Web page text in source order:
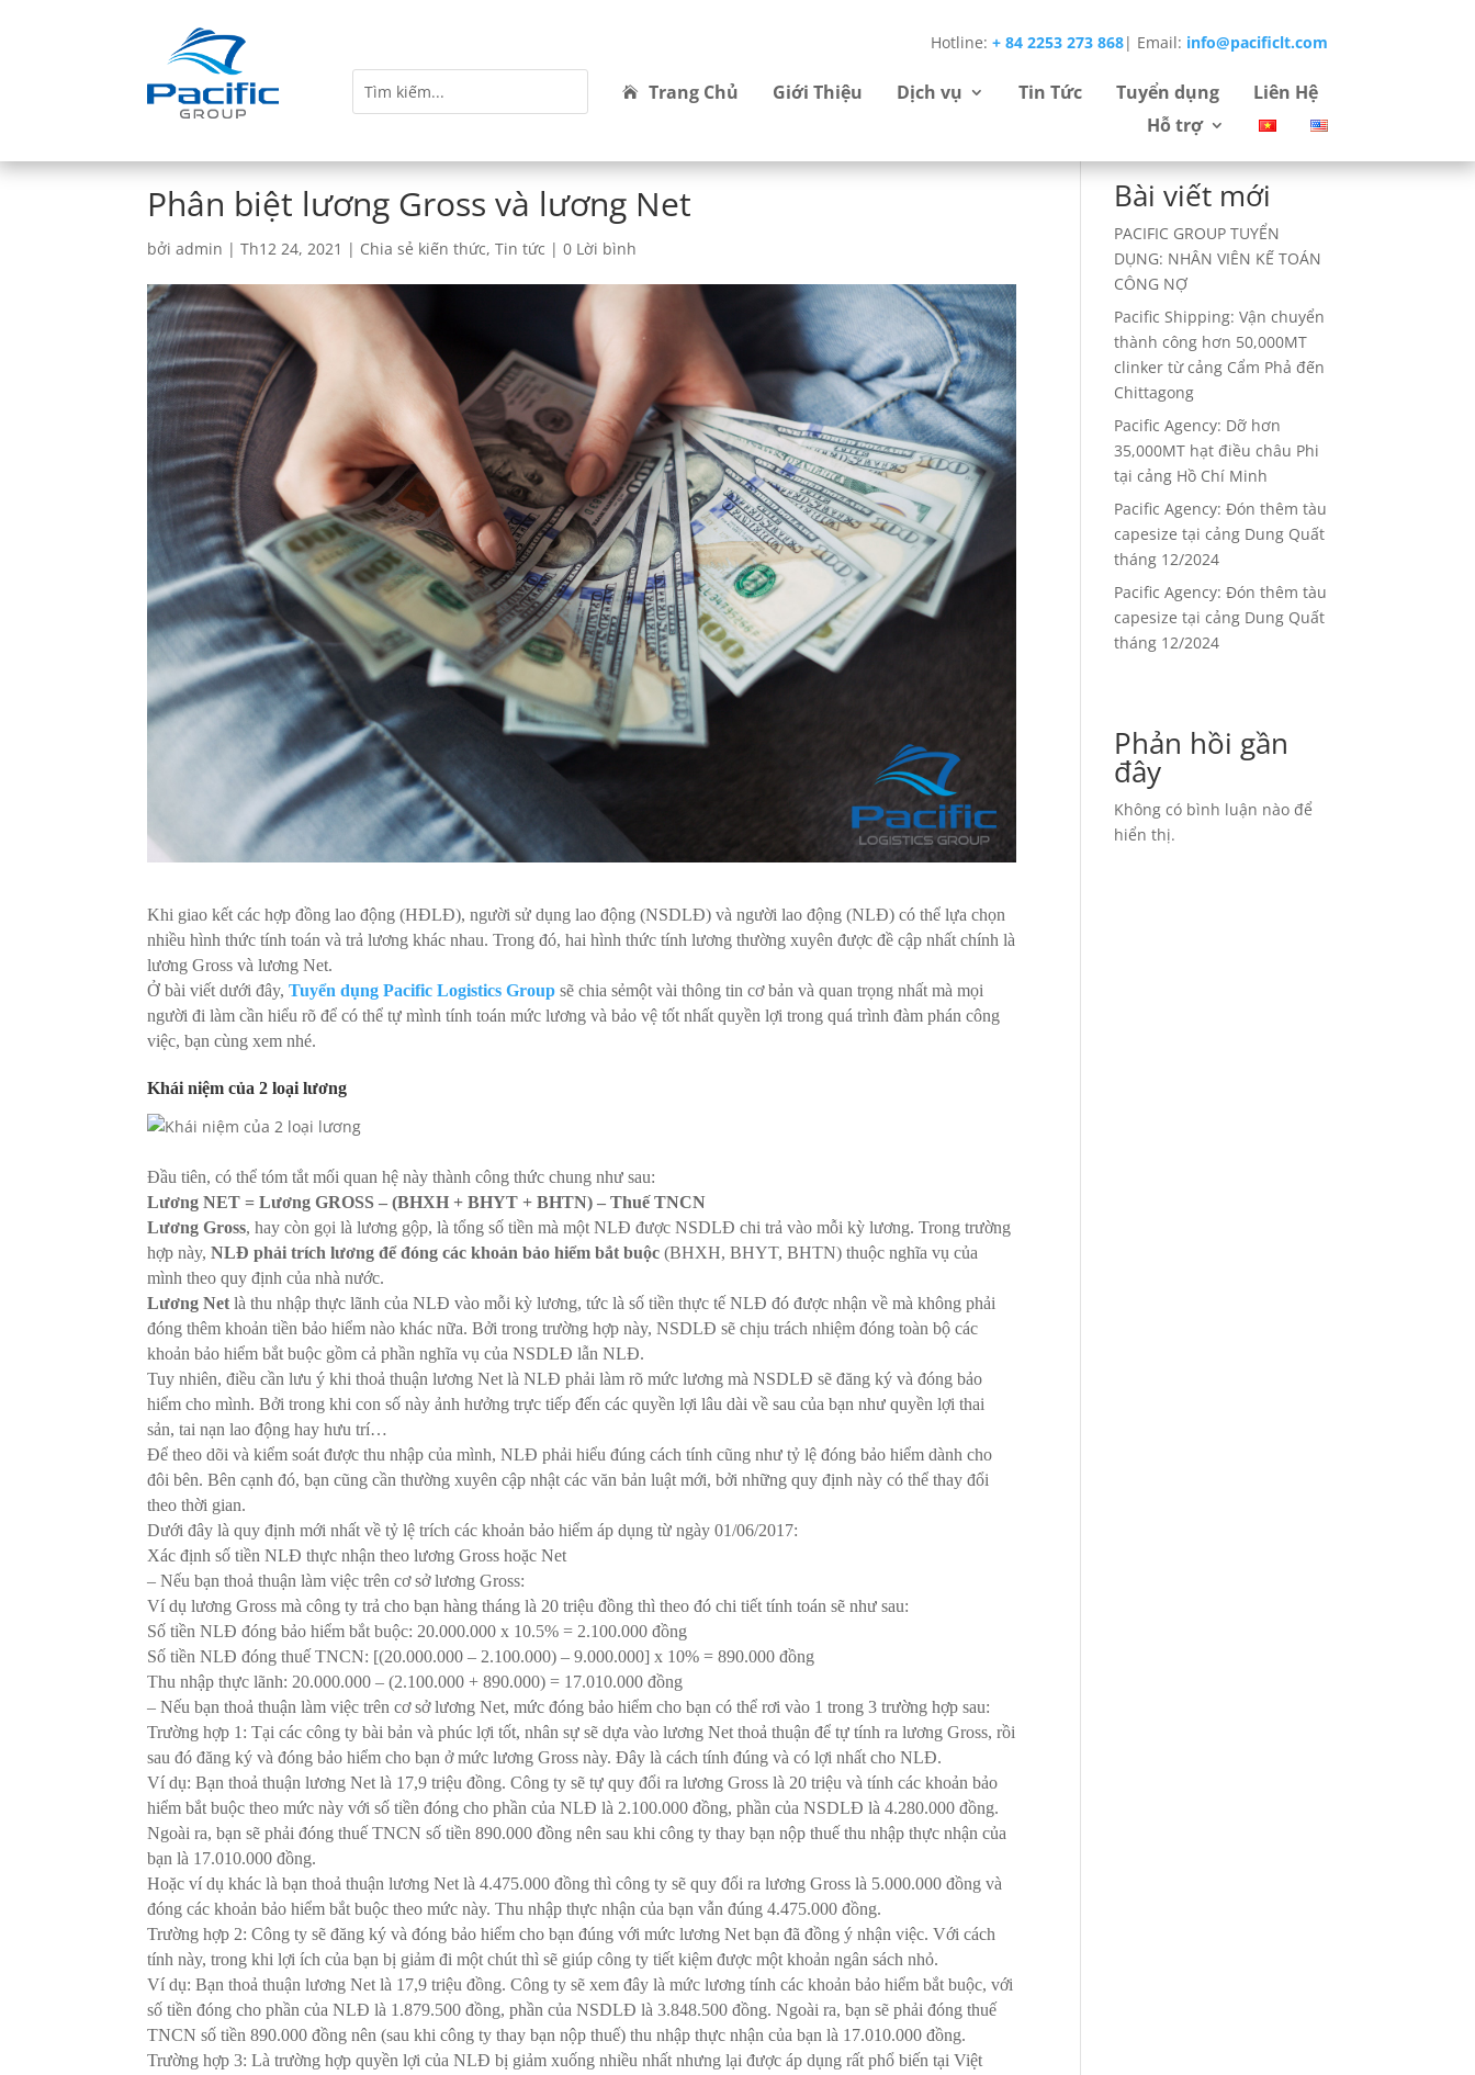
Hotline: + 84 2253 273 868| Email: info@pacificlt.com
Trang Chủ Giới Thiệu Dịch vụ Tin Tức Tuyển dụng
Liên Hệ
Hỗ trợ
Phân biệt lương Gross và lương Net
bởiadmin |Th12 24, 2021 | Chia sẻ kiến thức,Tin tức |0 Lời bình
Khi giao kết các hợp đồng lao động (HĐLĐ), người sử dụng lao động (NSDLĐ) và người lao động (NLĐ) có thể lựa chọn
nhiều hình thức tính toán và trả lương khác nhau. Trong đó, hai hình thức tính lương thường xuyên được đề cập nhất chính là
lương Gross và lương Net.
Ở bài viết dưới đây, Tuyển dụng Pacific Logistics Group sẽ chia sẻmột vài thông tin cơ bản và quan trọng nhất mà mọi
người đi làm cần hiểu rõ để có thể tự mình tính toán mức lương và bảo vệ tốt nhất quyền lợi trong quá trình đàm phán công
việc, bạn cùng xem nhé.
Khái niệm của 2 loại lương
Đầu tiên, có thể tóm tắt mối quan hệ này thành công thức chung như sau:
Lương NET = Lương GROSS – (BHXH + BHYT + BHTN) – Thuế TNCN
Lương Gross, hay còn gọi là lương gộp, là tổng số tiền mà một NLĐ được NSDLĐ chi trả vào mỗi kỳ lương. Trong trường
hợp này,NLĐ phải trích lương để đóng các khoản bảo hiểm bắt buộc (BHXH, BHYT, BHTN) thuộc nghĩa vụ của
mình theo quy định của nhà nước.
Lương Netlà thu nhập thực lãnh của NLĐ vào mỗi kỳ lương, tức là số tiền thực tế NLĐ đó được nhận về mà không phải
đóng thêm khoản tiền bảo hiểm nào khác nữa. Bởi trong trường hợp này, NSDLĐ sẽ chịu trách nhiệm đóng toàn bộ các
khoản bảo hiểm bắt buộc gồm cả phần nghĩa vụ của NSDLĐ lẫn NLĐ.
Tuy nhiên, điều cần lưu ý khi thoả thuận lương Net là NLĐ phải làm rõ mức lương mà NSDLĐ sẽ đăng ký và đóng bảo
hiểm cho mình. Bởi trong khi con số này ảnh hưởng trực tiếp đến các quyền lợi lâu dài về sau của bạn như quyền lợi thai
sản, tai nạn lao động hay hưu trí…
Để theo dõi và kiểm soát được thu nhập của mình, NLĐ phải hiểu đúng cách tính cũng như tỷ lệ đóng bảo hiểm dành cho
đôi bên. Bên cạnh đó, bạn cũng cần thường xuyên cập nhật các văn bản luật mới, bởi những quy định này có thể thay đổi
theo thời gian.
Dưới đây là quy định mới nhất về tỷ lệ trích các khoản bảo hiểm áp dụng từ ngày 01/06/2017:
Xác định số tiền NLĐ thực nhận theo lương Gross hoặc Net
– Nếu bạn thoả thuận làm việc trên cơ sở lương Gross:
Ví dụ lương Gross mà công ty trả cho bạn hàng tháng là 20 triệu đồng thì theo đó chi tiết tính toán sẽ như sau:
Số tiền NLĐ đóng bảo hiểm bắt buộc: 20.000.000 x 10.5% = 2.100.000 đồng
Số tiền NLĐ đóng thuế TNCN: [(20.000.000 – 2.100.000) – 9.000.000] x 10% = 890.000 đồng
Thu nhập thực lãnh: 20.000.000 – (2.100.000 + 890.000) = 17.010.000 đồng
– Nếu bạn thoả thuận làm việc trên cơ sở lương Net, mức đóng bảo hiểm cho bạn có thể rơi vào 1 trong 3 trường hợp sau:
Trường hợp 1: Tại các công ty bài bản và phúc lợi tốt, nhân sự sẽ dựa vào lương Net thoả thuận để tự tính ra lương Gross, rồi
sau đó đăng ký và đóng bảo hiểm cho bạn ở mức lương Gross này. Đây là cách tính đúng và có lợi nhất cho NLĐ.
Ví dụ: Bạn thoả thuận lương Net là 17,9 triệu đồng. Công ty sẽ tự quy đổi ra lương Gross là 20 triệu và tính các khoản bảo
hiểm bắt buộc theo mức này với số tiền đóng cho phần của NLĐ là 2.100.000 đồng, phần của NSDLĐ là 4.280.000 đồng.
Ngoài ra, bạn sẽ phải đóng thuế TNCN số tiền 890.000 đồng nên sau khi công ty thay bạn nộp thuế thu nhập thực nhận của
bạn là 17.010.000 đồng.
Hoặc ví dụ khác là bạn thoả thuận lương Net là 4.475.000 đồng thì công ty sẽ quy đổi ra lương Gross là 5.000.000 đồng và
đóng các khoản bảo hiểm bắt buộc theo mức này. Thu nhập thực nhận của bạn vẫn đúng 4.475.000 đồng.
Trường hợp 2: Công ty sẽ đăng ký và đóng bảo hiểm cho bạn đúng với mức lương Net bạn đã đồng ý nhận việc. Với cách
tính này, trong khi lợi ích của bạn bị giảm đi một chút thì sẽ giúp công ty tiết kiệm được một khoản ngân sách nhỏ.
Ví dụ: Bạn thoả thuận lương Net là 17,9 triệu đồng. Công ty sẽ xem đây là mức lương tính các khoản bảo hiểm bắt buộc, với
số tiền đóng cho phần của NLĐ là 1.879.500 đồng, phần của NSDLĐ là 3.848.500 đồng. Ngoài ra, bạn sẽ phải đóng thuế
TNCN số tiền 890.000 đồng nên (sau khi công ty thay bạn nộp thuế) thu nhập thực nhận của bạn là 17.010.000 đồng.
Trường hợp 3: Là trường hợp quyền lợi của NLĐ bị giảm xuống nhiều nhất nhưng lại được áp dụng rất phổ biến tại Việt
Tìm
Bài viết mới
PACIFIC GROUP TUYỂN
DỤNG: NHÂN VIÊN KẾ TOÁN
CÔNG NỢ
Pacific Shipping: Vận chuyển
thành công hơn 50,000MT
clinker từ cảng Cẩm Phả đến
Chittagong
Pacific Agency: Dỡ hơn
35,000MT hạt điều châu Phi
tại cảng Hồ Chí Minh
Pacific Agency: Đón thêm tàu
capesize tại cảng Dung Quất
tháng 12/2024
Pacific Agency: Đón thêm tàu
capesize tại cảng Dung Quất
tháng 12/2024
Phản hồi gần
đây
Không có bình luận nào để
hiển thị.